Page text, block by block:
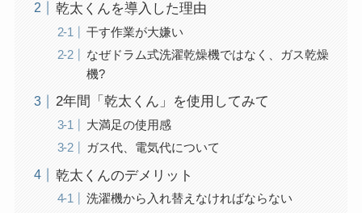
乾太くんを導入した理由
干す作業が大嫌い
なぜドラム式洗濯乾燥機ではなく、ガス乾燥
機?
2年間「乾太くん」を使用してみて
大満足の使用感
ガス代、電気代について
乾太くんのデメリット
洗濯機から入れ替えなければならない